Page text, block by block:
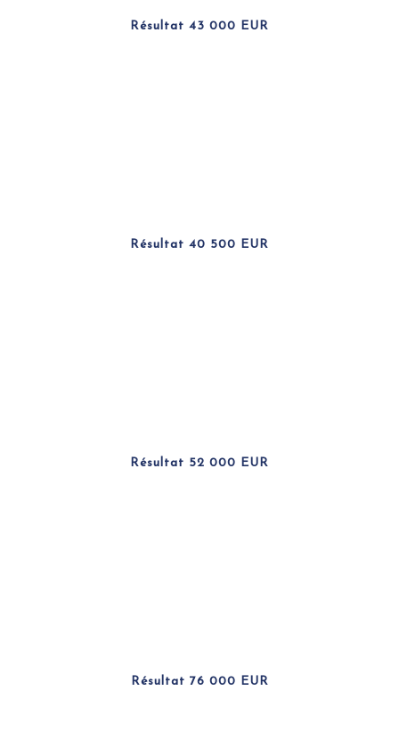
Résultat 43 000 EUR
Résultat 40 500 EUR
Résultat 52 000 EUR
Résultat 76 000 EUR